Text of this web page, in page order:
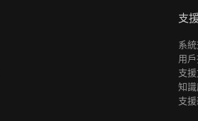
支
系
用
支
知
支